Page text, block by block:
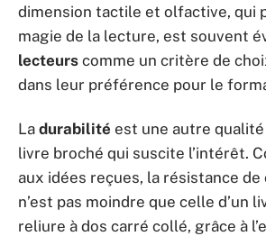
dimension tactile et olfactive, qui
magie de la lecture, est souvent
lecteurs comme un critère de
dans leur préférence pour le
La durabilité est une autre
livre broché qui suscite l’intérêt.
aux idées reçues, la résistance
n’est pas moindre que celle d’un
reliure à dos carré collé, grâce à